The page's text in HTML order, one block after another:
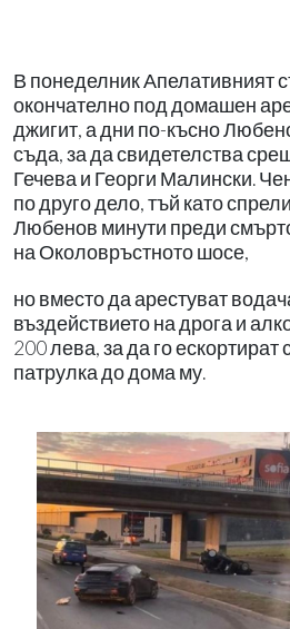
В понеделник Апелативният
окончателно под домашен
джигит, а дни по-късно
съда, за да свидетелства
Гечева и Георги Малински.
по друго дело,тъй като
Любенов минути преди
на Околовръстното шосе,
но вместо да арестуват
въздействието на дрога и
200 лева, за да го ескортират
патрулка до дома му.